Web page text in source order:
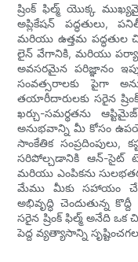
ష్రింక్ ఫిల్మ్ యొక్క
అప్లికేషన్ పద్ధతులు,
మరియు ఉత్తమ పద్ధతుల
లైన్ వేగానికి, మరియు
అవసరమైన పరిజ్ఞానం
సంవత్సరాలకు పైగా
తయారీదారులకు సరైన
ఖర్చు-సమర్థతను
అనుభవాన్ని మీ కోసం
సాంకేతిక సంప్రదింపులు,
సరిపోల్చడానికి ఆన్-సైట్
మరియు ఎంపికను
మేము మీకు సహాయం
అభివృద్ధి చెందుతున్న
సరైన ష్రింక్ ఫిల్మ్ అనేది
పెద్ద వ్యత్యాసాన్ని